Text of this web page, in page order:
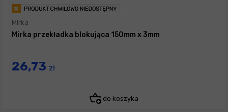
Mirka
Mirka przekładka blokująca 150mm x 3mm
26,73 zł
do koszyka